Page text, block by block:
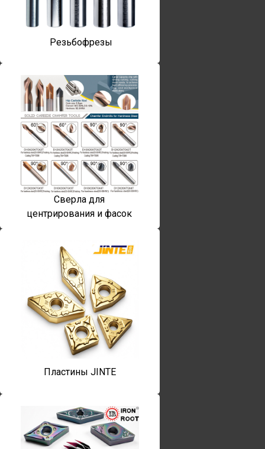
Резьбофрезы
Сверла для
центрирования и фасок
Пластины JINTE